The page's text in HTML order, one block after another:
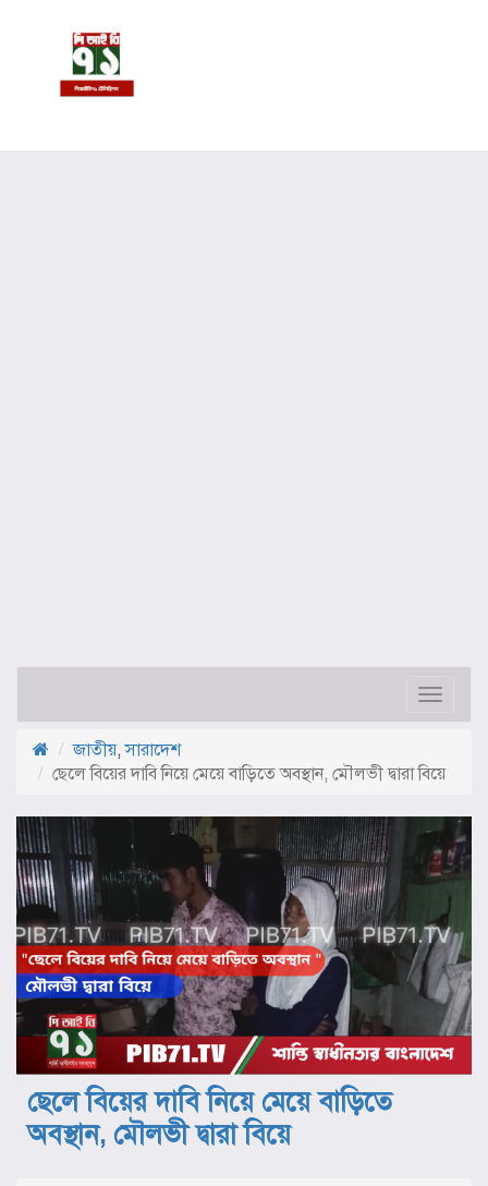
Toggle
জাতীয়,সারাদেশ
ছেলে বিয়ের দাবি নিয়ে মেয়ে বাড়িতে অবস্থান, মৌলভী দ্বারা বিয়ে
ছেলে বিয়ের দাবি নিয়ে মেয়ে বাড়িতে
অবস্থান, মৌলভী দ্বারা বিয়ে